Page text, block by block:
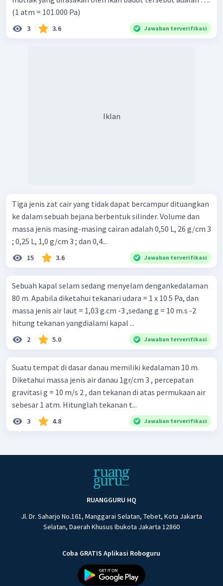
(1 atm = 101.000 Pa)
3 3.6 Jawaban terverifikasi
Iklan
Tiga jenis zat cair yang tidak dapat bercampur dituangkan
ke dalam sebuah bejana berbentuk silinder. Volume dan
massa jenis masing-masing cairan adalah 0,50 L, 26 g/cm 3
; 0,25 L, 1,0 g/cm 3 ; dan 0,4...
15 3.6 Jawaban terverifikasi
Sebuah kapal selam sedang menyelam dengankedalaman
80 m. Apabila diketahui tekanari udara = 1 x 10 5 Pa, dan
massa jenis air laut = 1,03 g.cm -3 ,sedang g = 10 m.s -2
hitung tekanan yangdialami kapal ...
2 5.0 Jawaban terverifikasi
Suatu tempat di dasar danau memiliki kedalaman 10 m.
Diketahui massa jenis air danau 1gr/cm 3 , percepatan
gravitasi g = 10 m/s 2 , dan tekanan di atas permukaan air
sebesar 1 atm. Hitunglah tekanan t...
3 4.8 Jawaban terverifikasi
RUANGGURU HQ
Jl. Dr. Saharjo No.161, Manggarai Selatan, Tebet, Kota Jakarta
Selatan, Daerah Khusus Ibukota Jakarta 12860
Coba GRATIS Aplikasi Roboguru